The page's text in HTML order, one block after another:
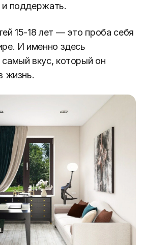
поддержать.
15-18 лет — это проба себя
И именно здесь
вкус, который он
жизнь.